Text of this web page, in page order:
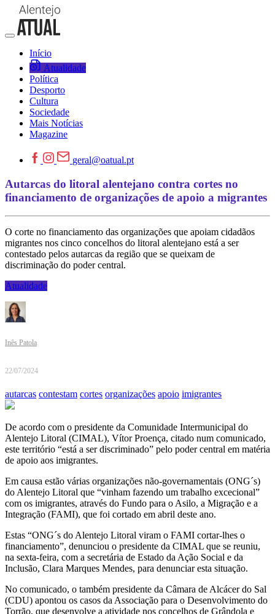
Início
Atualidade
Política
Desporto
Cultura
Sociedade
Mais Notícias
Magazine
geral@oatual.pt
Autarcas do litoral alentejano contra cortes no
financiamento de organizações de apoio a migrantes
O corte no financiamento das organizações que apoiam cidadãos
migrantes nos cinco concelhos do litoral alentejano está a ser
contestado pelos autarcas da região que se queixam de
discriminação do poder central.
Atualidade
Inês Patola
22/07/2024
autarcas contestam cortes organizações apoio imigrantes
De acordo com o presidente da Comunidade Intermunicipal do
Alentejo Litoral (CIMAL), Vítor Proença, citado num comunicado,
este território “está a ser discriminado” pelo poder central em matéria
de apoio aos imigrantes.
Em causa estão várias organizações não-governamentais (ONG´s)
do Alentejo Litoral que “vinham fazendo um trabalho excecional”
com os imigrantes, através do Fundo para o Asilo, a Migração e a
Integração (FAMI), que foi cortado em abril deste ano.
Estas “ONG´s do Alentejo Litoral viram o FAMI cortar-lhes o
financiamento”, denunciou o presidente da CIMAL que se reuniu,
na sexta-feira, com a secretária de Estado da Ação Social e da
Inclusão, Clara Marques Mendes, para denunciar esta situação.
No comunicado, o também presidente da Câmara de Alcácer do Sal
(CDU) apontou os casos da Associação para o Desenvolvimento do
Torrão, que desenvolve a atividade nos concelhos de Grândola e